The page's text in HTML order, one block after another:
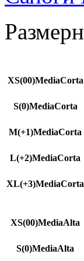
XS(00)MediaCorta
S(0)MediaCorta
M(+1)MediaCorta
L(+2)MediaCorta
XL(+3)MediaCorta
XS(00)MediaAlta
S(0)MediaAlta